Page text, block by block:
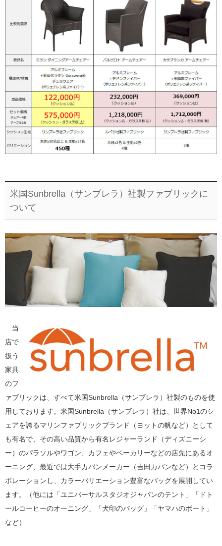
米国Sunbrella（サンブレラ）社製ファブリックに
ついて
当
店で
扱う
家具
のフ
ァブリックは、すべて米国Sunbrella（サンブレラ）社製のものを使
用しております。米国Sunbrella（サンブレラ）社は、世界No1のシ
ェアを誇るマリンファブリックブランド（ヨットの帆など）として
も有名で、その高い品質から有名レジャーランド（ディズニーシ
ー）のパラソルやワゴン、カフェやベーカリーなどの店先にあるオ
ーニング、最近では大手カバンメーカー（吉田カバンなど）とコラ
ボレーションし、カラーバリエーション豊富なバッグを展開してい
ます。（他には「ユニバーサルスタジオジャパンのテント」「ドト
ールコーヒーのオーニング」「犬印のバッグ」「ヤマハのボート」
など）